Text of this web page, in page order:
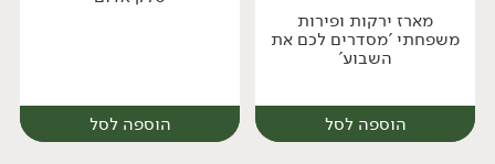
מארז ירקות ופירות
משפחתי 'מסדרים לכם את
השבוע'
הוספה לסל הוספה לסל